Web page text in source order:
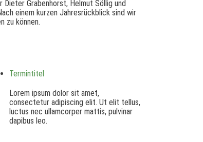
Dieter Grabenhorst, Helmut Söllig und
einem kurzen Jahresrückblick sind wir
zu können.
Termintitel
Lorem ipsum dolor sit amet,
consectetur adipiscing elit. Ut elit tellus,
luctus nec ullamcorper mattis, pulvinar
dapibus leo.